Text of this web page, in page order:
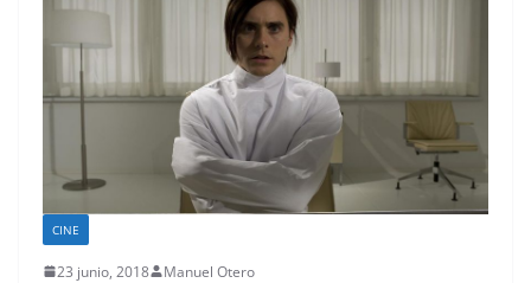
CINE
23 junio, 2018 Manuel Otero